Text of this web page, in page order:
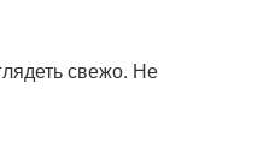
свежо. Не